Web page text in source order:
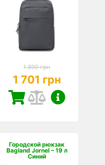
1 890 грн
1 701 грн
Городской рюкзак
Bagland Jornel – 19 л
Синий